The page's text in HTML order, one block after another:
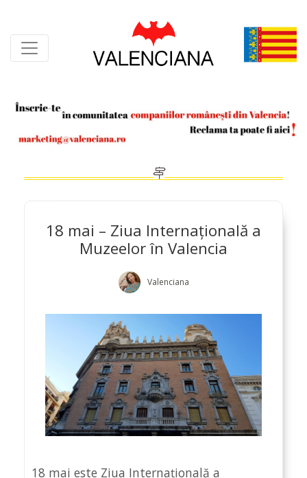
content
18 mai – Ziua Internațională a
Muzeelor în Valencia
Valenciana
18 mai este Ziua Internațională a